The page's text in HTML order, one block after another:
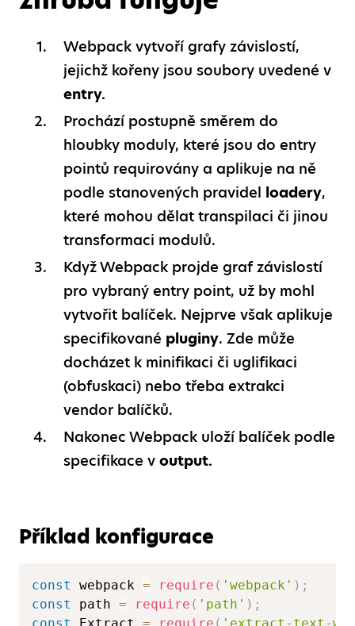
Webpack vytvoří grafy závislostí,
jejichž kořeny jsou soubory uvedené v
entry.
Prochází postupně směrem do
hloubky moduly, které jsou do entry
pointů requirovány a aplikuje na ně
podle stanovených pravidel loadery,
které mohou dělat transpilaci či jinou
transformaci modulů.
Když Webpack projde graf závislostí
pro vybraný entry point, už by mohl
vytvořit balíček. Nejprve však aplikuje
specifikované pluginy. Zde může
docházet k minifikaci či uglifikaci
(obfuskaci) nebo třeba extrakci
vendor balíčků.
Nakonec Webpack uloží balíček podle
specifikace v output.
Příklad konfigurace
const webpack = require ( 'webpack' ) ;
const
path = require ( 'path' ) ;